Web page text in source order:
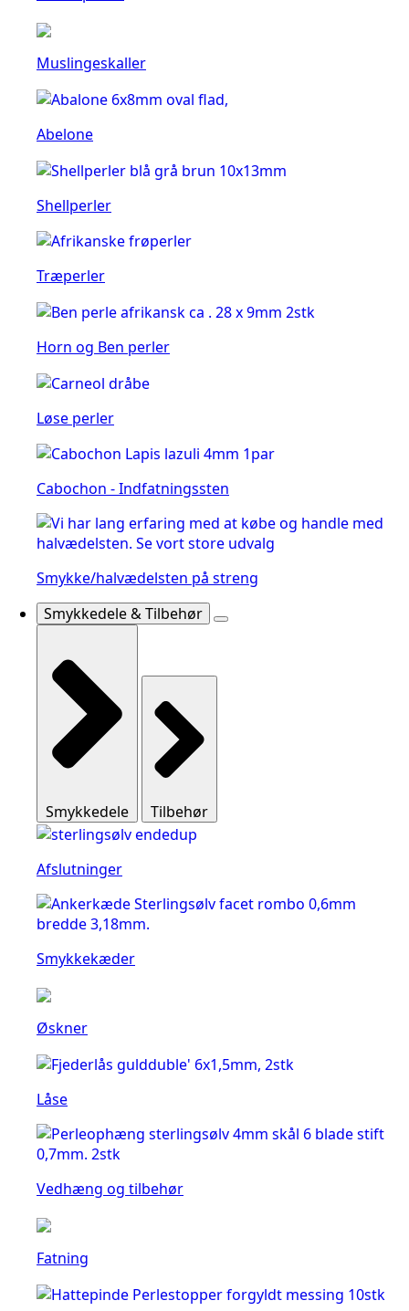
Muslingeskaller
Abelone
Shellperler
Træperler
Horn og Ben perler
Løse perler
Cabochon - Indfatningssten
Smykke/halvædelsten på streng
Smykkedele & Tilbehør
Smykkedele Tilbehør
Afslutninger
Smykkekæder
Øskner
Låse
Vedhæng og tilbehør
Fatning